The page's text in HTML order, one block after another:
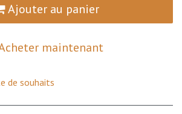
Ajouter au panier
maintenant
de souhaits